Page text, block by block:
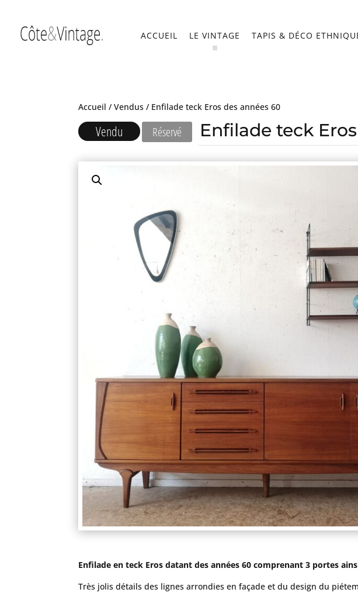
ACCUEIL LE VINTAGE TAPIS & DÉCO
Accueil /Vendus / Enfilade teck Eros des années 60
Vendu Réservé Enfilade teck
Enfilade en teck Eros datant des années 60 comprenant 3 portes
Très jolis détails des lignes arrondies en façade et du design du